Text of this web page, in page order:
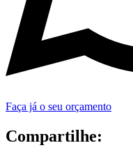
Faça já o seu orçamento
Compartilhe: